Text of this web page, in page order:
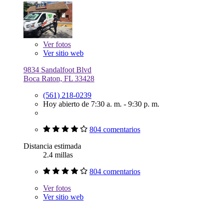
Verfotos
Ver sitio web
9834 Sandalfoot Blvd
Boca Raton, FL 33428
(561) 218-0239
Hoy abierto de 7:30 a. m. - 9:30 p. m.
804 comentarios
Distancia estimada
2.4 millas
804 comentarios
Verfotos
Ver sitio web